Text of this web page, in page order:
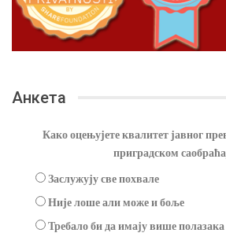
Анкета
Како оцењујете квалитет јавног
приградском
Заслужују све похвале
Није лоше али може и боље
Требало би да имају више полазака